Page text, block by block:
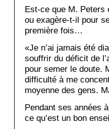
Est-ce que M. Peters
ou exagère-t-il pour
première fois…
«Je n’ai jamais été
souffrir du déficit de
pour semer le doute.
difficulté à me
moyenne des gens.
Pendant ses années
ce qu’est un bon